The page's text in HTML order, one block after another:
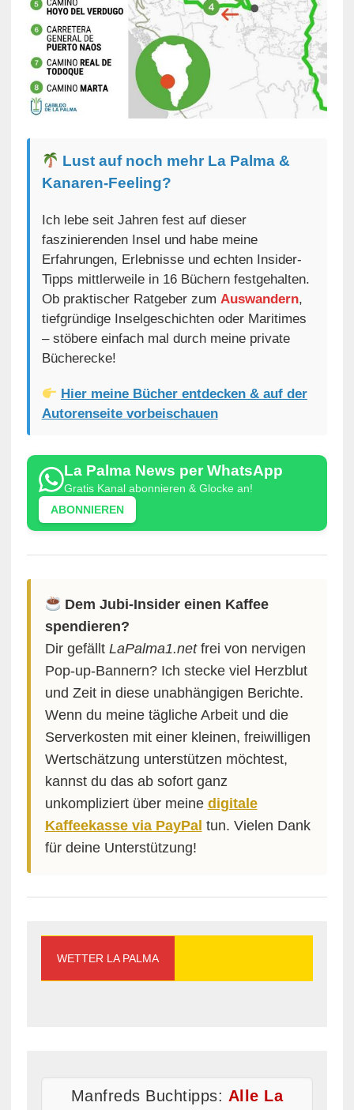
Lust auf noch mehr La Palma &
Kanaren-Feeling?
Ich lebe seit Jahren fest auf dieser
faszinierenden Insel und habe meine
Erfahrungen, Erlebnisse und echten Insider-
Tipps mittlerweile in 16 Büchern festgehalten.
Ob praktischer Ratgeber zum Auswandern,
tiefgründige Inselgeschichten oder Maritimes
– stöbere einfach mal durch meine private
Bücherecke!
Hier meine Bücher entdecken & auf der
Autorenseite vorbeischauen
La Palma News per WhatsApp
Gratis Kanal abonnieren & Glocke an!
ABONNIEREN
Dem Jubi-Insider einen Kaffee
spendieren?
Dir gefällt LaPalma1.netfrei von nervigen
Pop-up-Bannern? Ich stecke viel Herzblut
und Zeit in diese unabhängigen Berichte.
Wenn du meine tägliche Arbeit und die
Serverkosten mit einer kleinen, freiwilligen
Wertschätzung unterstützen möchtest,
kannst du das ab sofort ganz
unkompliziert über meine digitale
Kaffeekasse via PayPal tun. Vielen Dank
für deine Unterstützung!
WETTER LA PALMA
Manfreds Buchtipps: Alle La